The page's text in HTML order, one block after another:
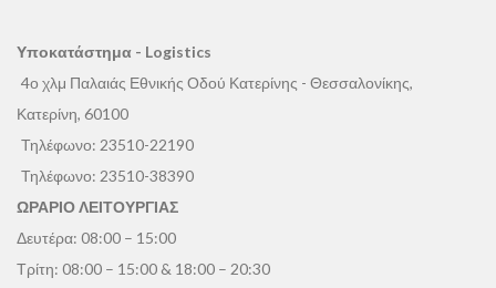
Υποκατάστημα - Logistics
4ο χλμ Παλαιάς Εθνικής Οδού Κατερίνης - Θεσσαλονίκης,
Κατερίνη, 60100
Τηλέφωνο: 23510-22190
Τηλέφωνο: 23510-38390
ΩΡΑΡΙΟ ΛΕΙΤΟΥΡΓΙΑΣ
Δευτέρα: 08:00 – 15:00
Τρίτη: 08:00 – 15:00 & 18:00 – 20:30